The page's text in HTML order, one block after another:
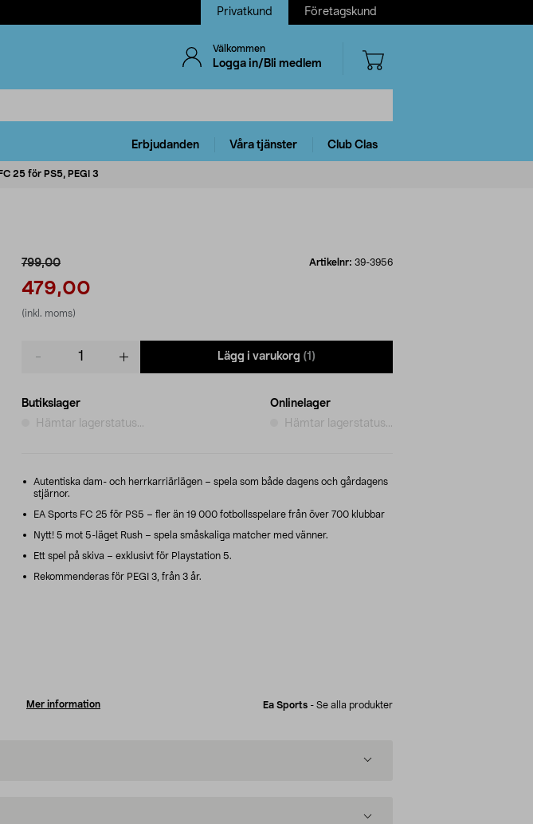
Privatkund Företagskund
Välkommen
Logga in/Bli medlem
Erbjudanden Våra tjänster Club Clas
25 för PS5, PEGI 3
799,00
479,00
(inkl. moms)
Artikelnr: 39-3956
Lägg i varukorg (1)
Butikslager
Hämtar lagerstatus...
Onlinelager
Hämtar lagerstatus...
Autentiska dam- och herrkarriärlägen – spela som både dagens och gårdagens
stjärnor.
EA Sports FC 25 för PS5 – fler än 19 000 fotbollsspelare från över 700 klubbar
Nytt! 5 mot 5-läget Rush – spela småskaliga matcher med vänner.
Ett spel på skiva – exklusivt för Playstation 5.
Rekommenderas för PEGI 3, från 3 år.
Mer information Ea Sports - Se alla produkter